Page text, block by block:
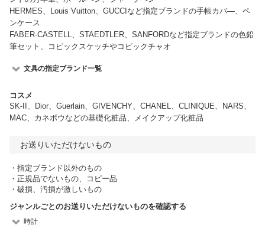
HERMES、Louis Vuitton、GUCCIなど指定ブランドの手帳カバ—、ペ
ンケース
FABER-CASTELL、STAEDTLER、SANFORDなど指定ブランドの色鉛
筆セット、コピックスケッチやコピックチャオ
文具の指定ブランド一覧
コスメ
SK-II、Dior、Guerlain、GIVENCHY、CHANEL、CLINIQUE、NARS、
MAC、カネボウなどの基礎化粧品、メイクアップ化粧品
お送りいただけないもの
・指定ブランド以外のもの
・正規品でないもの、コピー品
・破損、汚損が激しいもの
ジャンルごとのお送りいただけないものを確認する
時計